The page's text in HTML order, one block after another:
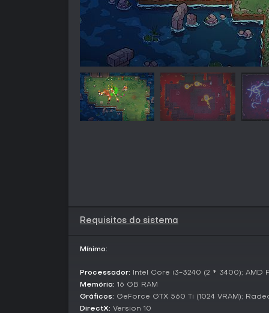
Requisitos do sistema
Mínimo:
Processador: Intel Core i3-3240 (2 * 3400); AMD
Memória: 16 GB RAM
Gráficos: GeForce GTX 560 Ti (1024 VRAM);
DirectX: Version 10